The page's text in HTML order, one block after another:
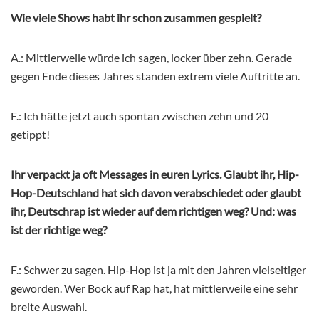
Wie viele Shows habt ihr schon zusammen gespielt?
A.: Mittlerweile würde ich sagen, locker über zehn. Gerade
gegen Ende dieses Jahres standen extrem viele Auftritte an.
F.: Ich hätte jetzt auch spontan zwischen zehn und 20
getippt!
Ihr verpackt ja oft Messages in euren Lyrics. Glaubt ihr, Hip-
Hop-Deutschland hat sich davon verabschiedet oder glaubt
ihr, Deutschrap ist wieder auf dem richtigen weg? Und: was
ist der richtige weg?
F.: Schwer zu sagen. Hip-Hop ist ja mit den Jahren vielseitiger
geworden. Wer Bock auf Rap hat, hat mittlerweile eine sehr
breite Auswahl.